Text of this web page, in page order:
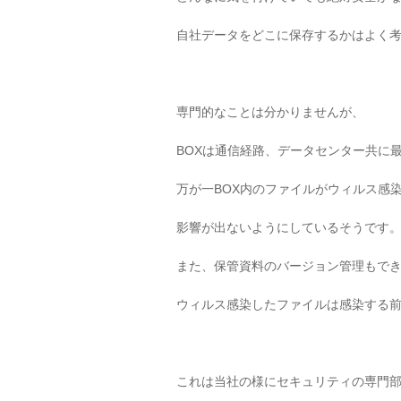
自社データをどこに保存するかはよく
専門的なことは分かりませんが、
BOXは通信経路、データセンター共に
万が一BOX内のファイルがウィルス感
影響が出ないようにしているそうです。
また、保管資料のバージョン管理もで
ウィルス感染したファイルは感染する
これは当社の様にセキュリティの専門